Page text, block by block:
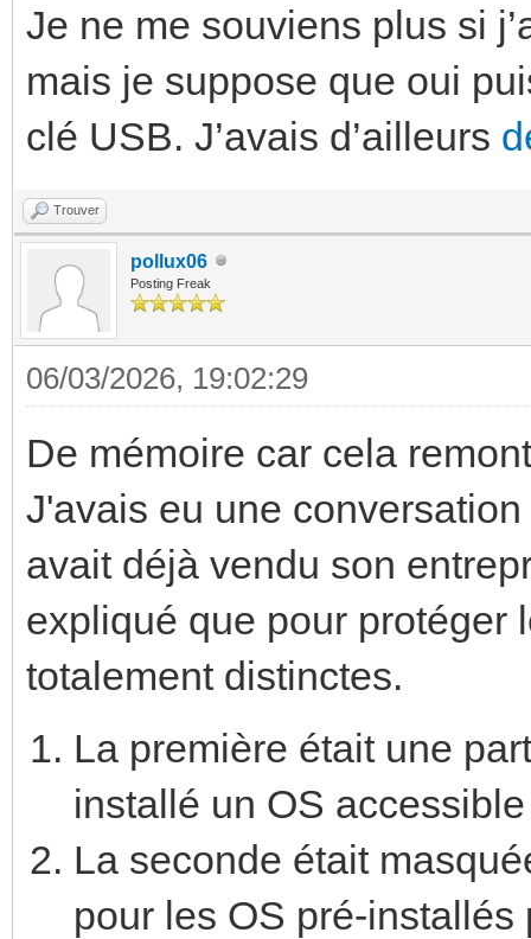
Je ne me souviens plus si
mais je suppose que oui
clé USB. J’avais d’ailleurs
Trouver
pollux06
Posting Freak
06/03/2026, 19:02:29
De mémoire car cela
J'avais eu une
avait déjà vendu son
expliqué que pour protéger
totalement distinctes.
La première était une
installé un OS
La seconde était
pour les OS pré-